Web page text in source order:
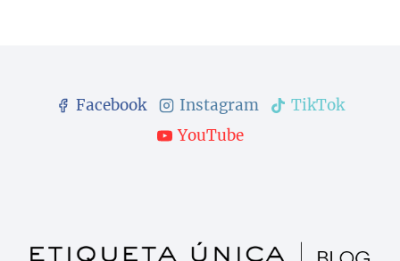
Facebook Instagram
TikTok
YouTube